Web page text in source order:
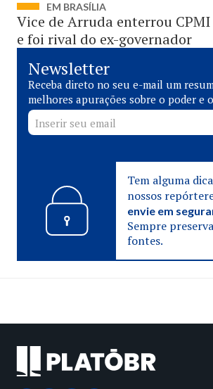
EM BRASÍLIA
Vice de Arruda enterrou
e foi rival do ex-governador
Newsletter
Receba direto no seu e-mail um
melhores apurações sobre o poder e
Tem alguma
nossos
envie em
Sempre
fontes.